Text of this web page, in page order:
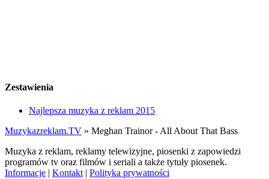
Zestawienia
Najlepsza muzyka z reklam 2015
Muzykazreklam.TV » Meghan Trainor - All About That Bass
Muzyka z reklam, reklamy telewizyjne, piosenki z zapowiedzi
programów tv oraz filmów i seriali a także tytuły piosenek.
Informacje | Kontakt | Polityka prywatności